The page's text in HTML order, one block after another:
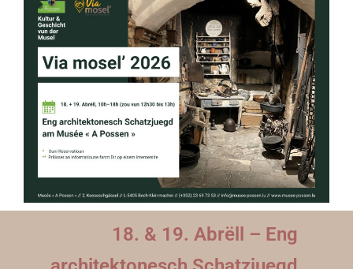
18. & 19. Abrëll – Eng